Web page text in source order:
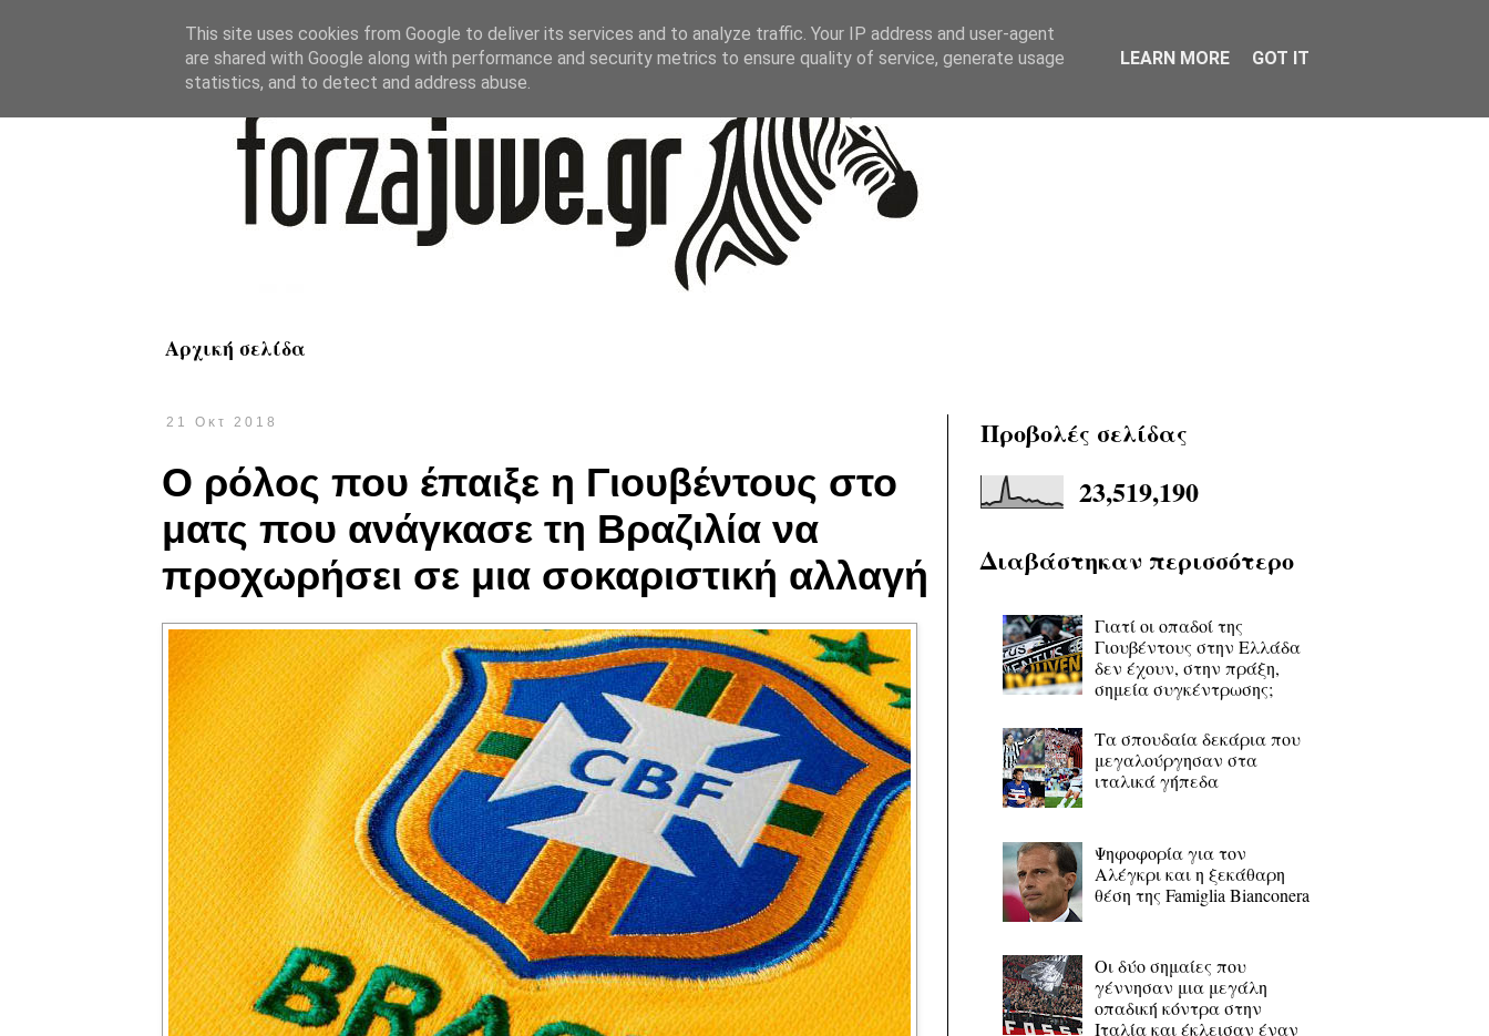
Αρχική σελίδα
21 Οκτ 2018
Ο ρόλος που έπαιξε η Γιουβέντους στο
ματς που ανάγκασε τη Βραζιλία να
προχωρήσει σε μια σοκαριστική αλλαγή
Προβολές σελίδας
23,519,190
Διαβάστηκαν περισσότερο
Γιατί οι οπαδοί της
Γιουβέντους στην Ελλάδα
δεν έχουν, στην πράξη,
σημεία συγκέντρωσης;
Τα σπουδαία δεκάρια που
μεγαλούργησαν στα
ιταλικά γήπεδα
Ψηφοφορία για τον
Αλέγκρι και η ξεκάθαρη
θέση της Famiglia Bianconera
Οι δύο σημαίες που
γέννησαν μια μεγάλη
οπαδική κόντρα στην
Ιταλία και έκλεισαν έναν
This site uses cookies from Google to deliver its services and to analyze traffic. Your IP address and user-agent
are shared with Google along with performance and security metrics to ensure quality of service, generate usage
statistics, and to detect and address abuse.
LEARN MORE GOT IT